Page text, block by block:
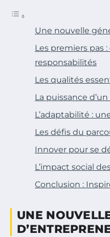
Une nouvelle
Les premiers pas
responsabilités
Les qualités
La puissance
L’adaptabilité :
Les défis du
Innover pour se
L’impact social
Conclusion :
UNE